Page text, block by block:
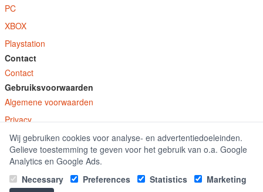
PC
XBOX
Playstation
Contact
Contact
Gebruiksvoorwaarden
Algemene voorwaarden
Privacy
© E-Keys B.V. 2026
GamekeyDiscounter.nl is onderdeel van E-Keys B.V. geregistreerd onder kamer
van koophandel nummer 150771.
Wij gebruiken cookies voor analyse- en advertentiedoeleinden.
Gelieve toestemming te geven voor het gebruik van o.a. Google
Analytics en Google Ads.
Necessary
Preferences Statistics
Marketing